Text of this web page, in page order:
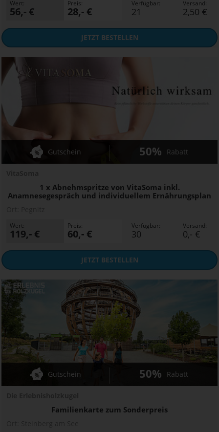
Wert:
56,- €
Preis:
28,- €
Verfügbar:
21
Versand:
2,50 €
JETZTBESTELLEN
1 x Abnehmspritze von VitaSoma inkl.
Anamnesegespräch und individuellem Ernährungsplan
Gutschein 50% Rabatt
Wert:
119,- €
Preis:
60,- €
Verfügbar:
30
Versand:
0,- €
JETZTBESTELLEN
Familienkarte zum Sonderpreis
Gutschein 50% Rabatt